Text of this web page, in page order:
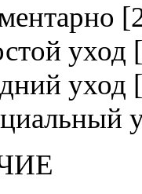
уход
уход